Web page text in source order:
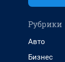
Рубрики
Авто
Бизнес